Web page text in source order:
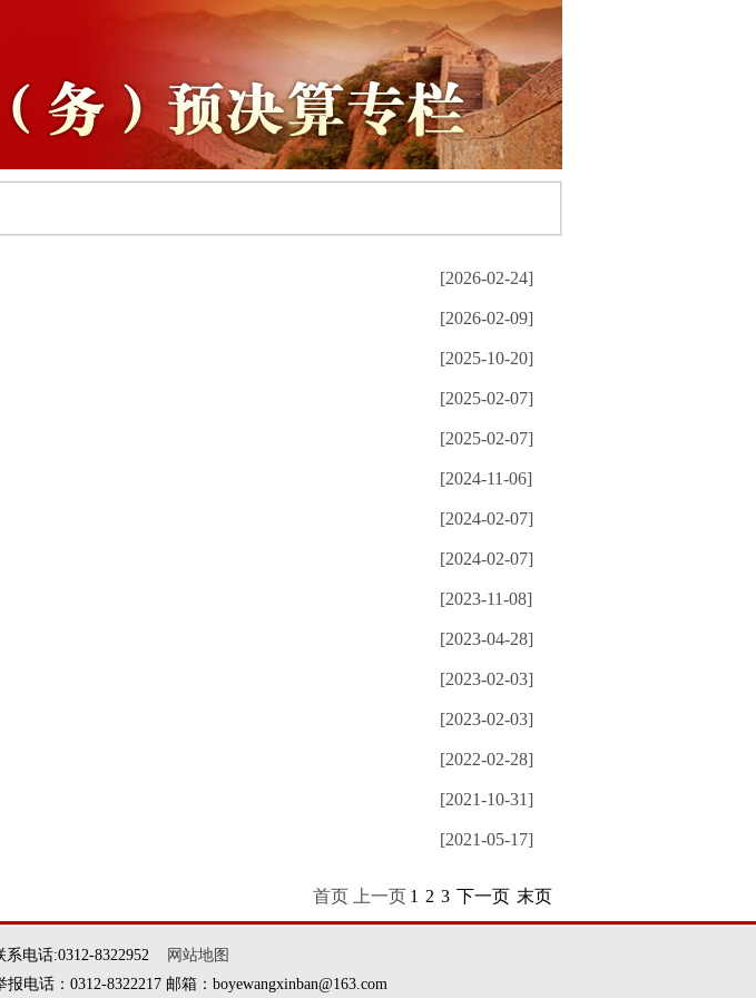
[2026-02-24]
[2026-02-09]
[2025-10-20]
[2025-02-07]
[2025-02-07]
[2024-11-06]
[2024-02-07]
[2024-02-07]
[2023-11-08]
[2023-04-28]
[2023-02-03]
[2023-02-03]
[2022-02-28]
[2021-10-31]
[2021-05-17]
首页 上一页 1 2 3 下一页 末页
电话:0312-8322952
网站地图
话：0312-8322217 邮箱：boyewangxinban@163.com